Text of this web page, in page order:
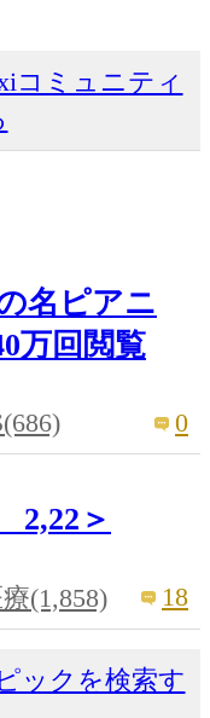
コミュニティ
名ピアニ
万回閲覧
0
＞
(1,858) 18
ックを検索す